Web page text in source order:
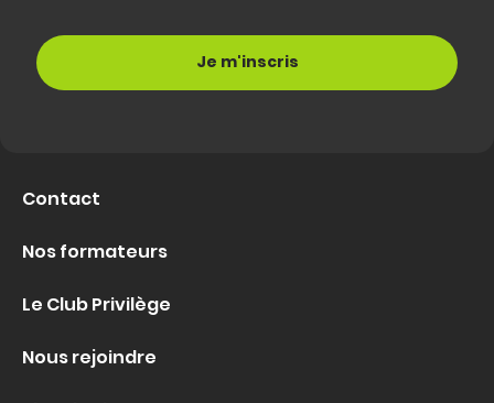
Contact
Nos formateurs
Le Club Privilège
Nous rejoindre